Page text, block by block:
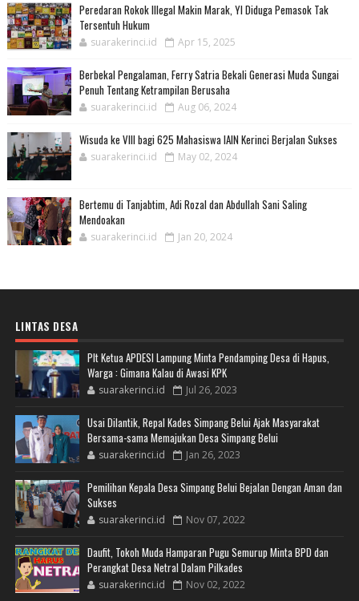
Peredaran Rokok Illegal Makin Marak, YI Diduga Pemasok Tak
Tersentuh Hukum
suarakerinci.id Apr 15, 2025
Berbekal Pengalaman, Ferry Satria Bekali Generasi Muda Sungai
Penuh Tentang Ketrampilan Berusaha
suarakerinci.id Aug 06, 2024
Wisuda ke VIII bagi 625 Mahasiswa IAIN Kerinci Berjalan Sukses
suarakerinci.id May 02, 2024
Bertemu di Tanjabtim, Adi Rozal dan Abdullah Sani Saling
Mendoakan
suarakerinci.id Jan 20, 2024
LINTAS DESA
Plt Ketua APDESI Lampung Minta Pendamping Desa di Hapus,
Warga : Gimana Kalau di Awasi KPK
suarakerinci.id Jul 26, 2023
Usai Dilantik, Repal Kades Simpang Belui Ajak Masyarakat
Bersama-sama Memajukan Desa Simpang Belui
suarakerinci.id Jan 26, 2023
Pemilihan Kepala Desa Simpang Belui Bejalan Dengan Aman dan
Sukses
suarakerinci.id Nov 07, 2022
Daufit, Tokoh Muda Hamparan Pugu Semurup Minta BPD dan
Perangkat Desa Netral Dalam Pilkades
suarakerinci.id Nov 02, 2022